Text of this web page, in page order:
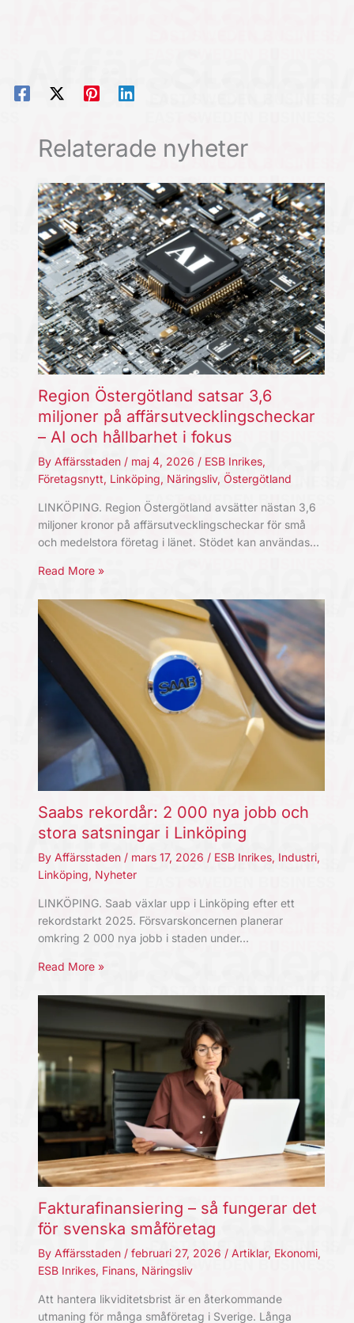
Relaterade nyheter
Region Östergötland satsar 3,6
miljoner på affärsutvecklingscheckar
– AI och hållbarhet i fokus
By Affärsstaden / maj 4, 2026 / ESB Inrikes,
Företagsnytt, Linköping, Näringsliv, Östergötland
LINKÖPING. Region Östergötland avsätter nästan 3,6
miljoner kronor på affärsutvecklingscheckar för små
och medelstora företag i länet. Stödet kan användas…
Read More »
Saabs rekordår: 2 000 nya jobb och
stora satsningar i Linköping
By Affärsstaden / mars 17, 2026 / ESB Inrikes, Industri,
Linköping, Nyheter
LINKÖPING. Saab växlar upp i Linköping efter ett
rekordstarkt 2025. Försvarskoncernen planerar
omkring 2 000 nya jobb i staden under…
Read More »
Fakturafinansiering – så fungerar det
för svenska småföretag
By Affärsstaden / februari 27, 2026 / Artiklar, Ekonomi,
ESB Inrikes, Finans, Näringsliv
Att hantera likviditetsbrist är en återkommande
utmaning för många småföretag i Sverige. Långa